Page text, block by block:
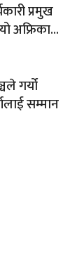
प्रमुख
अफ्रिकाको
गर्यो
सम्मान